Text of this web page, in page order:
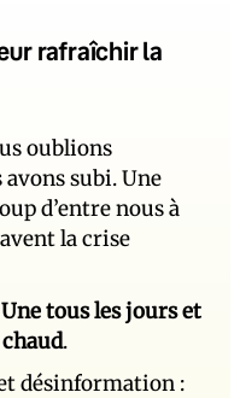
rafraîchir la
oublions
subi. Une
d’entre nous à
la crise
Une tous les jours et
.
désinformation :